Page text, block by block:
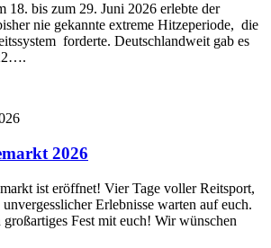
18. bis zum 29. Juni 2026 erlebte der
nie gekannte extreme Hitzeperiode, die
forderte. Deutschlandweit gab es
2026
ist eröffnet! Vier Tage voller Reitsport,
Erlebnisse warten auf euch.
Fest mit euch! Wir wünschen